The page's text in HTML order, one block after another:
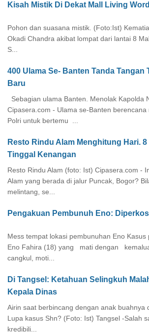
Kisah Mistik Di Dekat Mall Living
Pohon dan suasana mistik. (Foto:Ist)
Okadi Chandra akibat lompat dari lantai 8
S...
400 Ulama Se- Banten Tanda Tangan
Baru
Sebagian ulama Banten. Menolak Kapolda
Cipasera.com - Ulama se-Banten
Polri untuk bertemu ...
Resto Rindu Alam Menghitung Hari.
Tinggal Kenangan
Resto Rindu Alam (foto: Ist) Cipasera.com -
Alam yang berada di jalur Puncak, Bogor?
melintang, se...
Pengakuan Pembunuh Eno:
Mess tempat lokasi pembunuhan Eno
Eno Fahira (18) yang mati dengan
cangkul, moti...
Di Tangsel: Ketahuan Selingkuh
Kepala Dinas
Airin saat berbincang dengan anak buahnya
Lupa kasus Shn? (Foto: Ist) Tangsel -Salah
kredibili...